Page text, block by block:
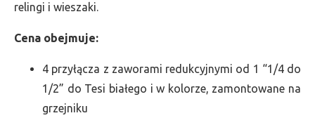
relingi i wieszaki.
Cena obejmuje:
4 przyłącza z zaworami redukcyjnymi od 1 “1/4 do
1/2” do Tesi białego i w kolorze, zamontowane na
grzejniku